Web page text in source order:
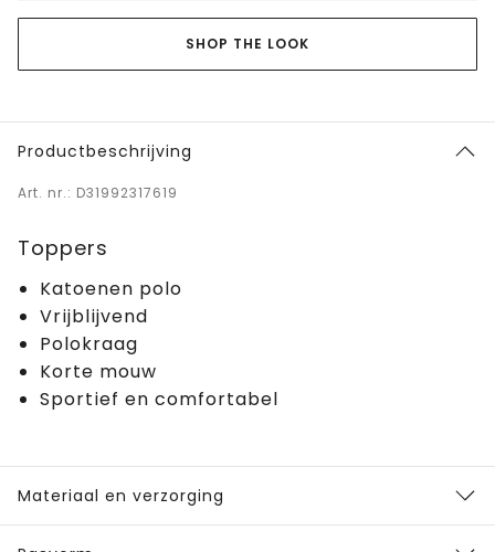
SHOP THE LOOK
Productbeschrijving
Art. nr.: D31992317619
Toppers
Katoenen polo
Vrijblijvend
Polokraag
Korte mouw
Sportief en comfortabel
Materiaal en verzorging